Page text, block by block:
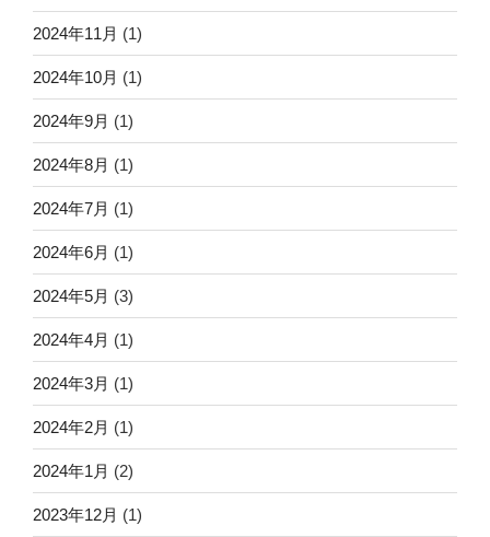
2024年11月 (1)
2024年10月 (1)
2024年9月 (1)
2024年8月 (1)
2024年7月 (1)
2024年6月 (1)
2024年5月 (3)
2024年4月 (1)
2024年3月 (1)
2024年2月 (1)
2024年1月 (2)
2023年12月 (1)